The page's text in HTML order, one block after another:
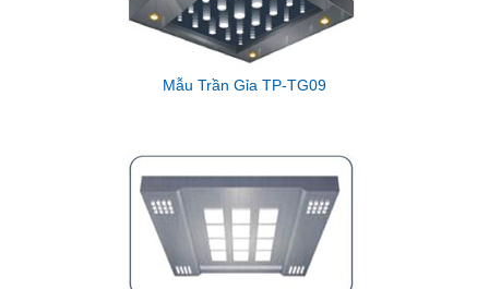
Mẫu Trần Gỉa TP-TG09